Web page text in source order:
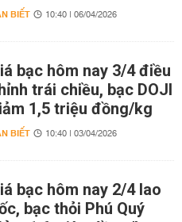
BIẾT 10:40 | 06/04/2026
bạc hôm nay 3/4 điều
trái chiều, bạc DOJI
1,5 triệu đồng/kg
BIẾT 10:40 | 03/04/2026
bạc hôm nay 2/4 lao
bạc thỏi Phú Quý